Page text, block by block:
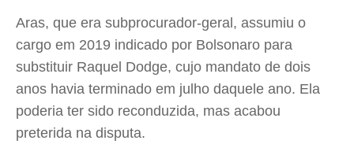
Aras, que era subprocurador-geral, assumiu o
cargo em 2019 indicado por Bolsonaro para
substituir Raquel Dodge, cujo mandato de dois
anos havia terminado em julho daquele ano. Ela
poderia ter sido reconduzida, mas acabou
preterida na disputa.